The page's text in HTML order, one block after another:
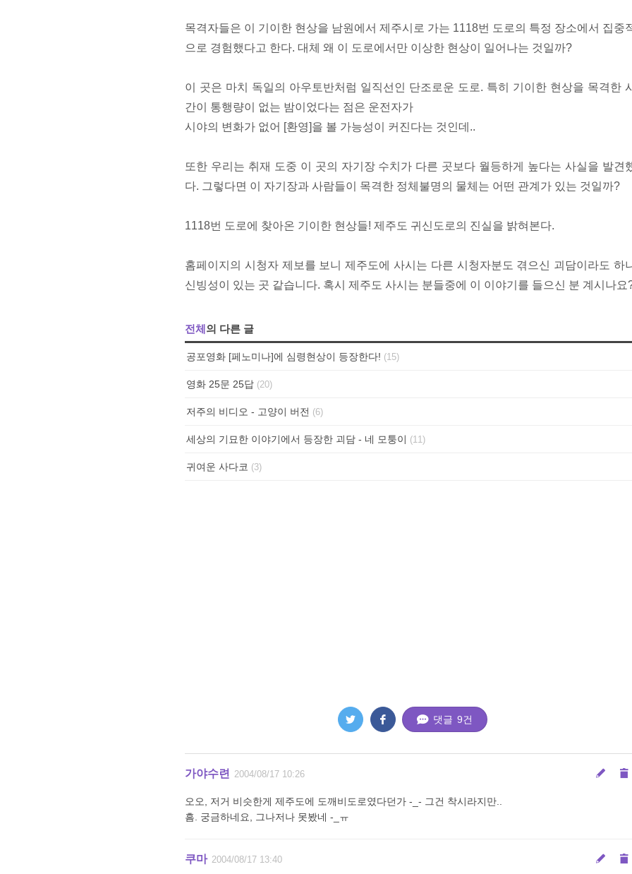
목격자들은 이 기이한 현상을 남원에서 제주시로 가는 1118번 도로의 특정 장소에서 집중
으로 경험했다고 한다. 대체 왜 이 도로에서만 이상한 현상이 일어나는 것일까?
이 곳은 마치 독일의 아우토반처럼 일직선인 단조로운 도로. 특히 기이한 현상을 목격한
간이 통행량이 없는 밤이었다는 점은 운전자가
시야의 변화가 없어 [환영]을 볼 가능성이 커진다는 것인데..
또한 우리는 취재 도중 이 곳의 자기장 수치가 다른 곳보다 월등하게 높다는 사실을 발견
다. 그렇다면 이 자기장과 사람들이 목격한 정체불명의 물체는 어떤 관계가 있는 것일까?
1118번 도로에 찾아온 기이한 현상들! 제주도 귀신도로의 진실을 밝혀본다.
홈페이지의 시청자 제보를 보니 제주도에 사시는 다른 시청자분도 겪으신 괴담이라도 하
신빙성이 있는 곳 같습니다. 혹시 제주도 사시는 분들중에 이 이야기를 들으신 분 계시나요
전체 의 다른 글
공포영화 [페노미나]에 심령현상이 등장한다! (15)
영화 25문 25답 (20)
저주의 비디오 - 고양이 버전 (6)
세상의 기묘한 이야기에서 등장한 괴담 - 네 모퉁이 (11)
귀여운 사다코 (3)
댓글 9건
가야수련 2004/08/17 10:26
오오, 저거 비슷한게 제주도에 도깨비도로였다던가 -_- 그건 착시라지만..
흠. 궁금하네요, 그나저나 못봤네 -_ㅠ
쿠마 2004/08/17 13:40